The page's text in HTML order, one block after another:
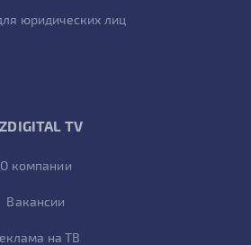
юридических лиц
TV
О компании
Вакансии
на ТВ